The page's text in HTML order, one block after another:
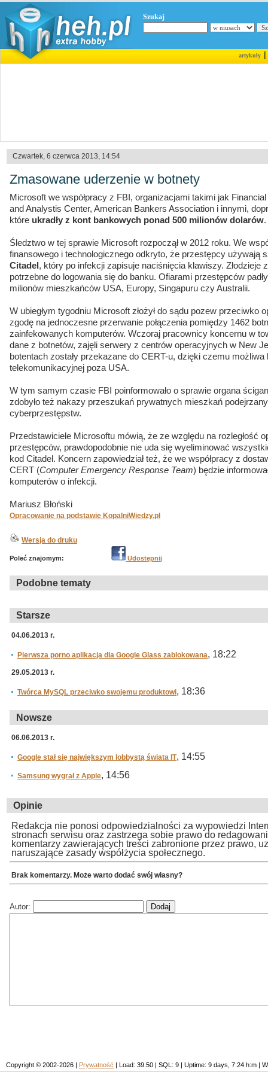
Szukaj
artykuły|
Czwartek, 6 czerwca 2013, 14:54
Zmasowane uderzenie w botnety
Microsoft we współpracy z FBI, organizacjami takimi jak
and Analystis Center, American Bankers Association i innymi,
które ukradły z kont bankowych ponad 500 milionów dolarów.
Śledztwo w tej sprawie Microsoft rozpoczął w 2012 roku. We
finansowego i technologicznego odkryto, że przestępcy używają
Citadel , który po infekcji zapisuje naciśnięcia klawiszy. Złodzieje
potrzebne do logowania się do banku. Ofiarami przestępców
milionów mieszkańców USA, Europy, Singapuru czy Australii.
W ubiegłym tygodniu Microsoft złożył do sądu pozew przeciwko
zgodę na jednoczesne przerwanie połączenia pomiędzy 1462
zainfekowanych komputerów. Wczoraj pracownicy koncernu w
dane z botnetów, zajęli serwery z centrów operacyjnych w New
botentach zostały przekazane do CERT-u, dzięki czemu możliwa
telekomunikacyjnej poza USA.
W tym samym czasie FBI poinformowało o sprawie organa
zdobyło też nakazy przeszukań prywatnych mieszkań
cyberprzestępstw.
Przedstawiciele Microsoftu mówią, że ze względu na rozległość
przestępców, prawdopodobnie nie uda się wyeliminować
kod Citadel. Koncern zapowiedział też, że we współpracy z
CERT (Computer Emergency Response Team) będzie
komputerów o infekcji.
Mariusz Błoński
Opracowanie na podstawie KopalniWiedzy.pl
Wersja do druku
Poleć znajomym: Udostępnij
Podobne tematy
Starsze
04.06.2013 r.
Pierwsza porno aplikacja dla Google Glass zablokowana, 18:22
29.05.2013 r.
Twórca MySQL przeciwko swojemu produktowi, 18:36
Nowsze
06.06.2013 r.
Google stał się największym lobbystą świata IT, 14:55
Samsung wygrał z Apple, 14:56
Opinie
Redakcja nie ponosi odpowiedzialności za wypowiedzi
stronach serwisu oraz zastrzega sobie prawo do
komentarzy zawierających treści zabronione przez prawo,
naruszające zasady współżycia społecznego.
Brak komentarzy. Może warto dodać swój własny?
Autor:
Copyright © 2002-2026 | Prywatność | Load: 39.50 | SQL: 9 | Uptime: 9 days, 7:24 h:m |